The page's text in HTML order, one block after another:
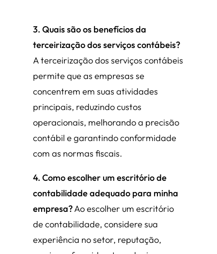
3. Quais são os benefícios da
terceirização dos serviços contábeis?
A terceirização dos serviços contábeis
permite que as empresas se
concentrem em suas atividades
principais, reduzindo custos
operacionais, melhorando a precisão
contábil e garantindo conformidade
com as normas fiscais.
4. Como escolher um escritório de
contabilidade adequado para minha
empresa?Ao escolher um escritório
de contabilidade, considere sua
experiência no setor, reputação,